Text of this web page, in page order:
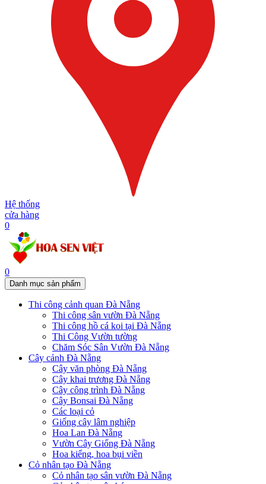
Hệ thống
cửa hàng
0
0
Danh mục sản phẩm
Thi công cảnh quan Đà Nẵng
Thi công sân vườn Đà Nẵng
Thi công hồ cá koi tại Đà Nẵng
Thi Công Vườn tường
Chăm Sóc Sân Vườn Đà Nẵng
Cây cảnh Đà Nẵng
Cây văn phòng Đà Nẵng
Cây khai trương Đà Nẵng
Cây công trình Đà Nẵng
Cây Bonsai Đà Nẵng
Các loại cỏ
Giống cây lâm nghiệp
Hoa Lan Đà Nẵng
Vườn Cây Giống Đà Nẵng
Hoa kiểng, hoa bụi viền
Cỏ nhân tạo Đà Nẵng
Cỏ nhân tạo sân vườn Đà Nẵng